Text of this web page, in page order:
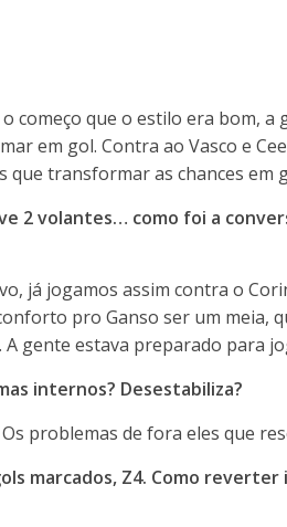
começo que o estilo era bom,
em gol. Contra ao Vasco e
que transformar as chances em
2 volantes… como foi a
já jogamos assim contra o
pro Ganso ser um meia,
A gente estava preparado para
internos? Desestabiliza?
problemas de fora eles que
marcados, Z4. Como